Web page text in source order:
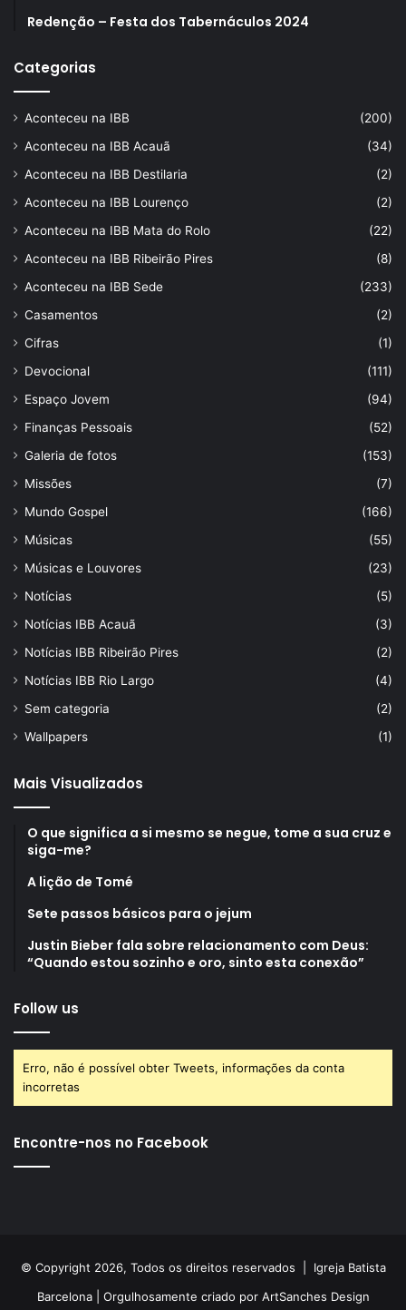
Redenção – Festa dos Tabernáculos 2024
Categorias
Aconteceu na IBB
(200)
Aconteceu na IBB Acauã
(34)
Aconteceu na IBB Destilaria
(2)
Aconteceu na IBB Lourenço
(2)
Aconteceu na IBB Mata do Rolo
(22)
Aconteceu na IBB Ribeirão Pires
(8)
Aconteceu na IBB Sede
(233)
Casamentos
(2)
Cifras
(1)
Devocional
(111)
Espaço Jovem
(94)
Finanças Pessoais
(52)
Galeria de fotos
(153)
Missões
(7)
Mundo Gospel
(166)
Músicas
(55)
Músicas e Louvores
(23)
Notícias
(5)
Notícias IBB Acauã
(3)
Notícias IBB Ribeirão Pires
(2)
Notícias IBB Rio Largo
(4)
Sem categoria
(2)
Wallpapers
(1)
Mais Visualizados
O que significa a si mesmo se negue, tome a sua cruz e
siga-me?
A lição de Tomé
Sete passos básicos para o jejum
Justin Bieber fala sobre relacionamento com Deus:
“Quando estou sozinho e oro, sinto esta conexão”
Follow us
Erro, não é possível obter Tweets, informações da conta
incorretas
Encontre-nos no Facebook
© Copyright 2026, Todos os direitos reservados | Igreja Batista
Barcelona| Orgulhosamente criado por ArtSanches Design